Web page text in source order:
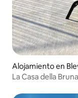
Alojamiento en
La Casa della